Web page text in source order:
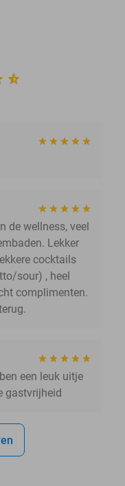
de wellness, veel
Lekker
cocktails
sour) , heel
complimenten.
een leuk uitje
gastvrijheid